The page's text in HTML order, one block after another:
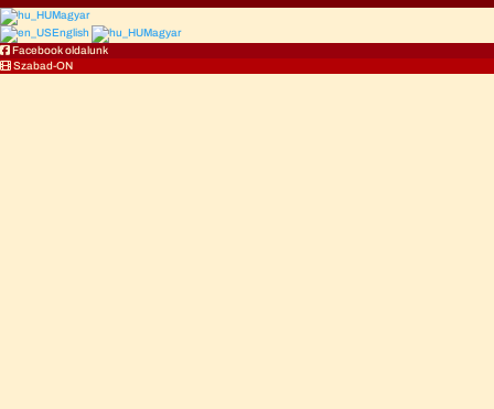
Magyar
English
Magyar
Facebook oldalunk
Szabad-ON